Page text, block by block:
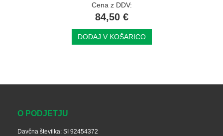
Cena z DDV:
84,50 €
DODAJ V KOŠARICO
O PODJETJU
Davčna številka: SI 92454372